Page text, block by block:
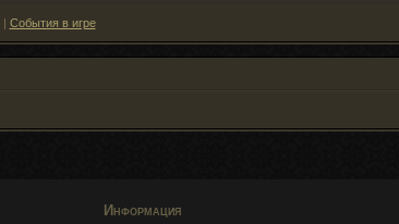
| События в игре
Информация